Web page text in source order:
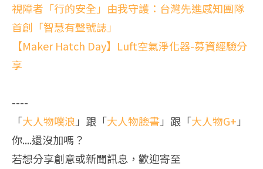
視障者「行的安全」由我守護：台灣先進感知團隊
首創「智慧有聲號誌」
【Maker Hatch Day】Luft空氣淨化器-募資經驗分
享
----
「大人物噗浪」跟「大人物臉書」跟「大人物G+」
你....還沒加嗎？
若想分享創意或新聞訊息，歡迎寄至